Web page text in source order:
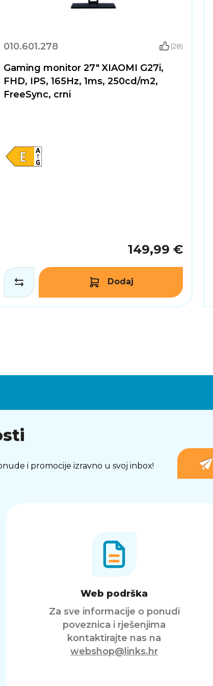
010.601.278 (28)
Gaming monitor 27" XIAOMI G27i,
FHD, IPS, 165Hz, 1ms, 250cd/m2,
FreeSync, crni
149,99 €
Dodaj
i promocije izravno u svoj inbox!
Web podrška
Za sve informacije o ponudi
poveznica i rješenjima
kontaktirajte nas na
webshop@links.hr